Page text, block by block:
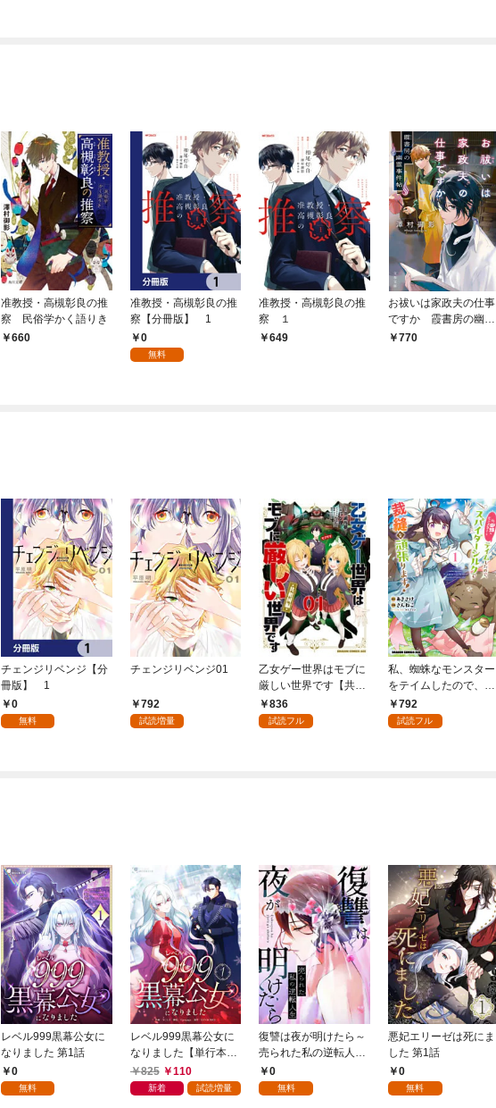
准教授・高槻彰良の推
察 民俗学かく語りき
660
准教授・高槻彰良の推
察【分冊版】 1
0
無料
准教授・高槻彰良の推
察 １
649
お祓いは家政夫の仕事
ですか 霞書房の幽霊
事件帖
770
チェンジリベンジ【分
冊版】 1
0
無料
チェンジリベンジ01
792
試読増量
乙女ゲー世界はモブに
厳しい世界です【共和
国編】 ０１
836
試読フル
私、蜘蛛なモンスター
をテイムしたので、ス
パイダーシルクで裁縫
を頑張ります！ 1
792
試読フル
レベル999黒幕公女に
なりました 第1話
0
無料
レベル999黒幕公女に
なりました【単行本
版】 1巻
825 110
新着 試読増量
復讐は夜が明けたら～
売られた私の逆転人生
(1)0
無料
悪妃エリーゼは死にま
した 第1話
0
無料